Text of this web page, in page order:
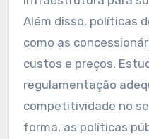
Além disso, políticas
como as
custos e preços.
regulamentação
competitividade no
forma, as políticas